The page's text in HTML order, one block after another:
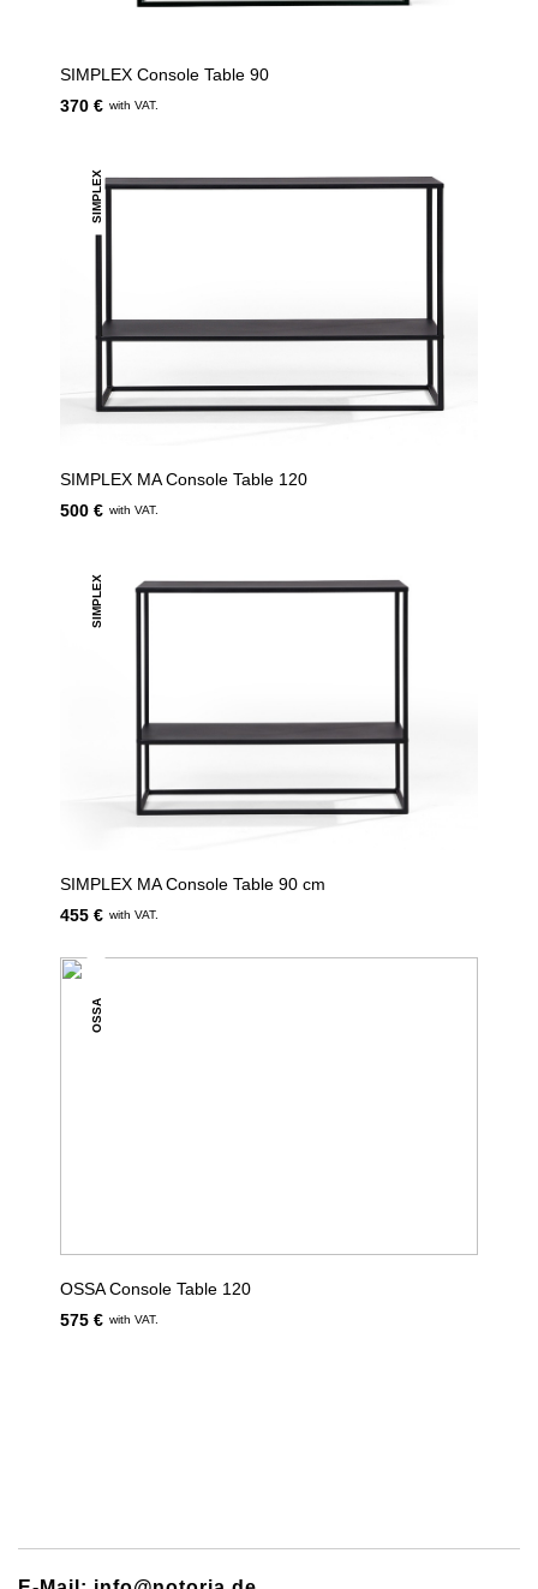
SIMPLEX Console Table 90
370 € with VAT.
SIMPLEX
SIMPLEX MA Console Table 120
500 € with VAT.
SIMPLEX
SIMPLEX MA Console Table 90 cm
455 € with VAT.
OSSA
OSSA Console Table 120
575 € with VAT.